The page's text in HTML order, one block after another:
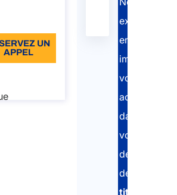
UN
APPEL
400/2019
experts
en
immigration
vous
dans
votre
demande
de
titre